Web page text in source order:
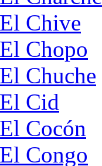
El Chive
El Chopo
El Chuche
El Cid
El Cocón
El Congo